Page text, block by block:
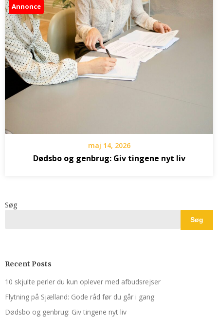
Annonce
maj 14, 2026
Dødsbo og genbrug: Giv tingene nyt liv
Søg
Søg
Recent Posts
10 skjulte perler du kun oplever med afbudsrejser
Flytning på Sjælland: Gode råd før du går i gang
Dødsbo og genbrug: Giv tingene nyt liv